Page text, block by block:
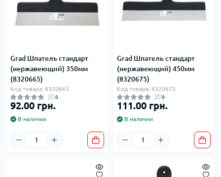
Grad Шпатель стандарт
(нержавеющий) 350мм
(8320665)
Код товара: 8320665
0
92.00 грн.
В наличии
Grad Шпатель стандарт
(нержавеющий) 450мм
(8320675)
Код товара: 8320675
0
111.00 грн.
В наличии